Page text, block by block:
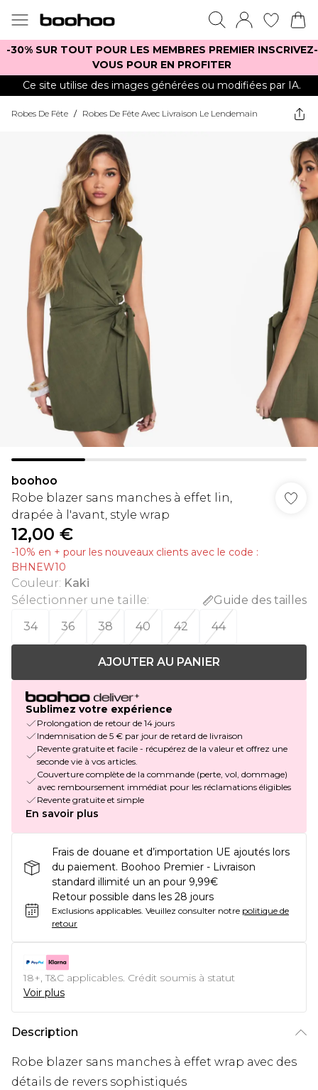
-30% SUR TOUT POUR LES MEMBRES PREMIER INSCRIVEZ-
VOUS POUR EN PROFITER
Ce site utilise des images générées ou modifiées par IA.
Robes De Fête / Robes De Fête Avec Livraison Le Lendemain
boohoo
Robe blazer sans manches à effet lin,
drapée à l'avant, style wrap
12,00 €
-10% en + pour les nouveaux clients avec le code :
BHNEW10
Couleur: Kaki
Sélectionner une taille:
Guide des tailles
34
36 38 40 42 44
AJOUTER AU PANIER
Sublimez votre expérience
Prolongation de retour de 14 jours
Indemnisation de 5 € par jour de retard de livraison
Revente gratuite et facile - récupérez de la valeur et offrez une
seconde vie à vos articles.
Couverture complète de la commande (perte, vol, dommage)
avec remboursement immédiat pour les réclamations éligibles
Revente gratuite et simple
En savoir plus
Frais de douane et d’importation UE ajoutés lors
du paiement. Boohoo Premier - Livraison
standard illimité un an pour 9,99€
Retour possible dans les 28 jours
Exclusions applicables. Veuillez consulter notre politique de
retour
18+, T&C applicables. Crédit soumis à statut
Voir plus
Description
Robe blazer sans manches à effet wrap avec des
détails de revers sophistiqués